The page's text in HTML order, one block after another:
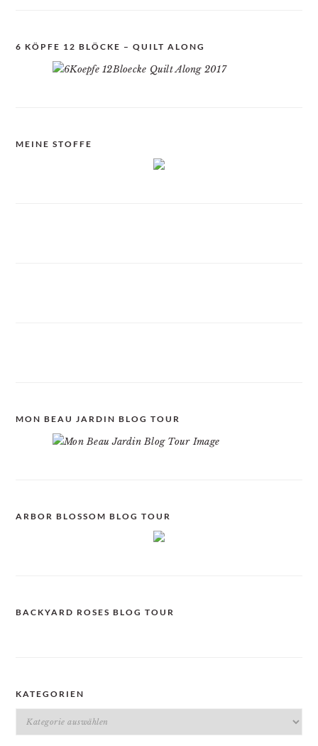
6 KÖPFE 12 BLÖCKE – QUILT ALONG
MEINE STOFFE
MON BEAU JARDIN BLOG TOUR
ARBOR BLOSSOM BLOG TOUR
BACKYARD ROSES BLOG TOUR
KATEGORIEN
Kategorien